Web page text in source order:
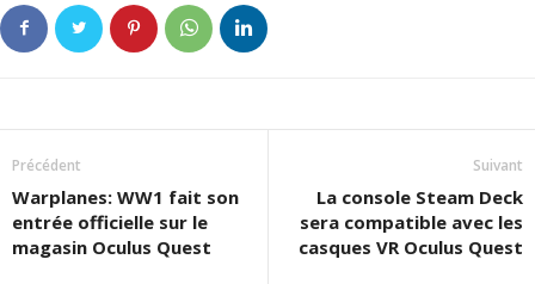
Précédent
Warplanes: WW1 fait son
entrée officielle sur le
magasin Oculus Quest
Suivant
La console Steam Deck
sera compatible avec les
casques VR Oculus Quest